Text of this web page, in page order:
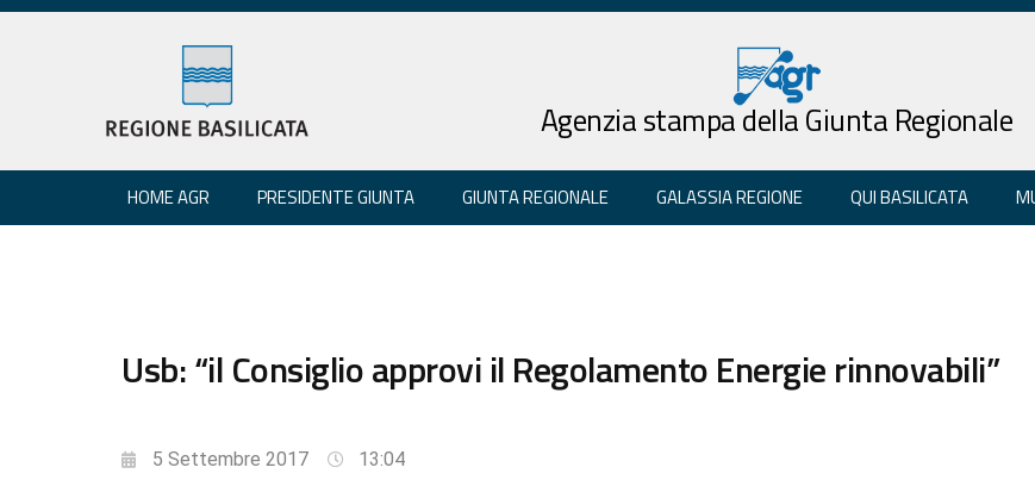
Agenzia stampa della Giunta Regionale
HOME AGR PRESIDENTE GIUNTA GIUNTA REGIONALE GALASSIA REGIONE QUI BASILICATA
Usb: “il Consiglio approvi il Regolamento Energie rinnovabili”
5 Settembre 2017 13:04